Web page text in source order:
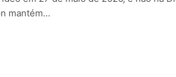
mantém…